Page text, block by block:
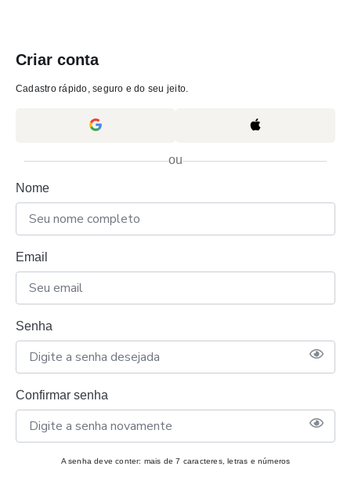
Criar conta
Cadastro rápido, seguro e do seu jeito.
ou
Nome
Email
Senha
Confirmar senha
A senha deve conter: mais de 7 caracteres, letras e números